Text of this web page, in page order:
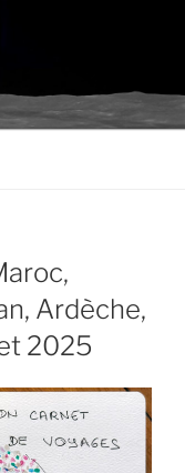
Ardèche,
2025